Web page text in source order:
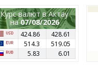
Курс валют в Актау
на07/08/2026
424.86
428.61
514.3
519.05
5.83
6.01